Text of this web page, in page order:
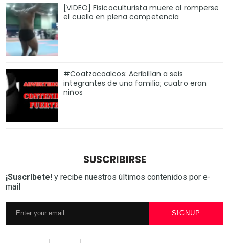
[VIDEO] Fisicoculturista muere al romperse
el cuello en plena competencia
#Coatzacoalcos: Acribillan a seis
integrantes de una familia; cuatro eran
niños
SUSCRIBIRSE
¡Suscríbete! y recibe nuestros últimos contenidos por e-
mail